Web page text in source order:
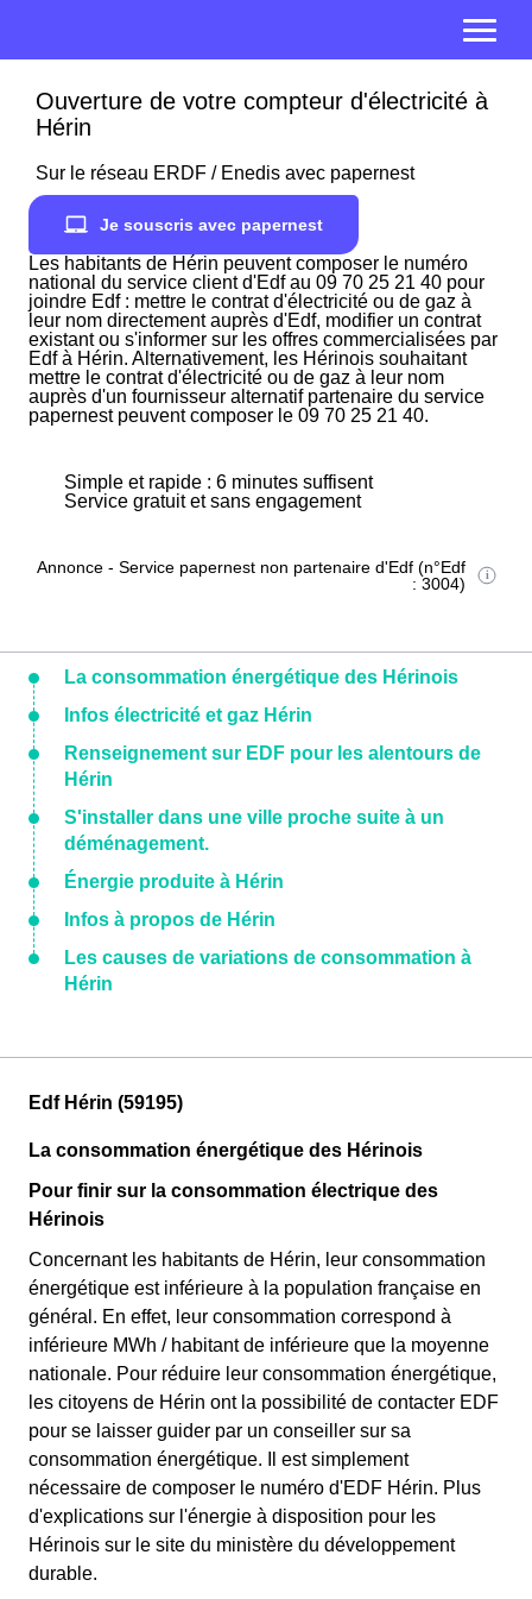
Ouverture de votre compteur d'électricité à
Hérin
Sur le réseau ERDF / Enedis avec papernest
Je souscris avec papernest
Les habitants de Hérin peuvent composer le numéro
national du service client d'Edf au 09 70 25 21 40 pour
joindre Edf : mettre le contrat d'électricité ou de gaz à
leur nom directement auprès d'Edf, modifier un contrat
existant ou s'informer sur les offres commercialisées par
Edf à Hérin. Alternativement, les Hérinois souhaitant
mettre le contrat d'électricité ou de gaz à leur nom
auprès d'un fournisseur alternatif partenaire du service
papernest peuvent composer le 09 70 25 21 40.
Simple et rapide : 6 minutes suffisent
Service gratuit et sans engagement
Annonce - Service papernest non partenaire d'Edf (n°Edf
: 3004)
La consommation énergétique des Hérinois
Infos électricité et gaz Hérin
Renseignement sur EDF pour les alentours de
Hérin
S'installer dans une ville proche suite à un
déménagement.
Énergie produite à Hérin
Infos à propos de Hérin
Les causes de variations de consommation à
Hérin
Edf Hérin (59195)
La consommation énergétique des Hérinois
Pour finir sur la consommation électrique des
Hérinois
Concernant les habitants de Hérin, leur consommation
énergétique est inférieure à la population française en
général. En effet, leur consommation correspond à
inférieure MWh / habitant de inférieure que la moyenne
nationale. Pour réduire leur consommation énergétique,
les citoyens de Hérin ont la possibilité de contacter EDF
pour se laisser guider par un conseiller sur sa
consommation énergétique. Il est simplement
nécessaire de composer le numéro d'EDF Hérin. Plus
d'explications sur l'énergie à disposition pour les
Hérinois sur le site du ministère du développement
durable.